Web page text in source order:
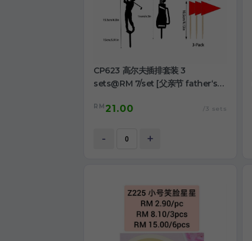
CP623 高尔夫插排套装 3
sets@RM 7/set [父亲节 father‘s
RM 21.00 /3 sets
- +